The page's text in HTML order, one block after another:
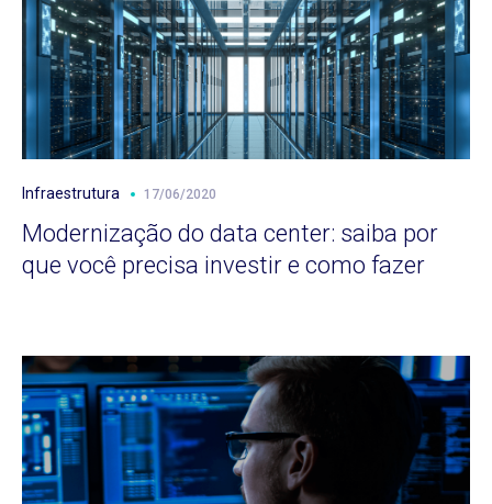
Infraestrutura 17/06/2020
Modernização do data center: saiba por
que você precisa investir e como fazer